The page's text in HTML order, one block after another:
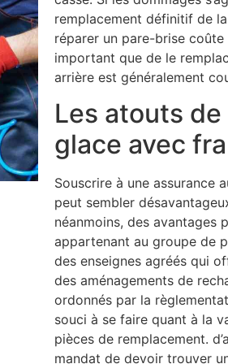
remplacement définitif de
réparer un pare-brise
important que de le
arrière est généralement
Les atouts de
glace avec
Souscrire à une assurance
peut sembler
néanmoins, des avantages
appartenant au groupe de
des enseignes agréés qui
des aménagements de
ordonnés par la
souci à se faire quant à la
pièces de remplacement.
mandat de devoir trouver